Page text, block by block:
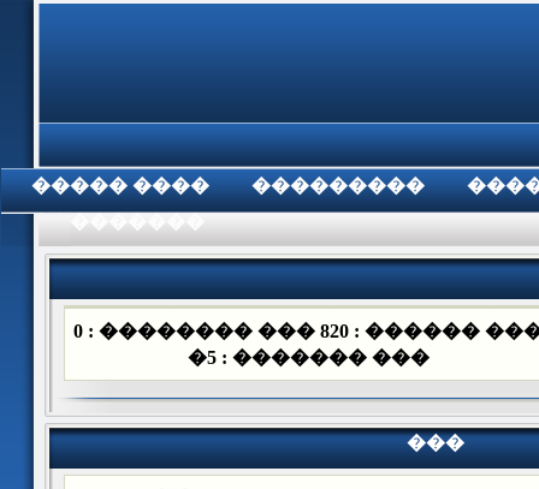
���� ����� ���������
��� ������
820
��� �������� :
0
��� ������� :
5
�
���